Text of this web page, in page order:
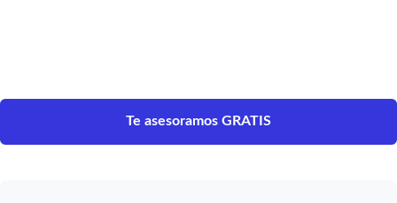
Te asesoramos GRATIS